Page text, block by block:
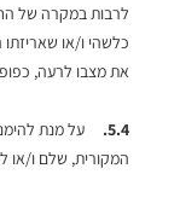
לרבות במקרה של
כלשהי ו/או
את מצבו לרעה,
5.4.
על מנת
המקורית, שלם ו/או